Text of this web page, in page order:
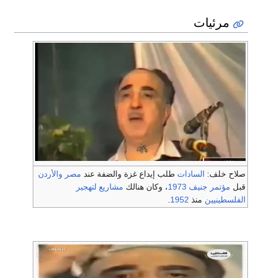
مرئيات
صلاح خلف: السادات طلب إيداع غزة والضفة عند مصر والأردن
قبل مؤتمر جنيف 1973 ، وكان هنالك مشاريع لتهجير
الفلسطينيين منذ 1952
.